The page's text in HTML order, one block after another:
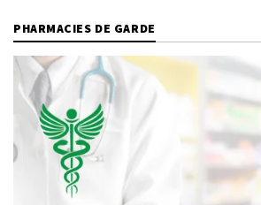
PHARMACIES DE GARDE